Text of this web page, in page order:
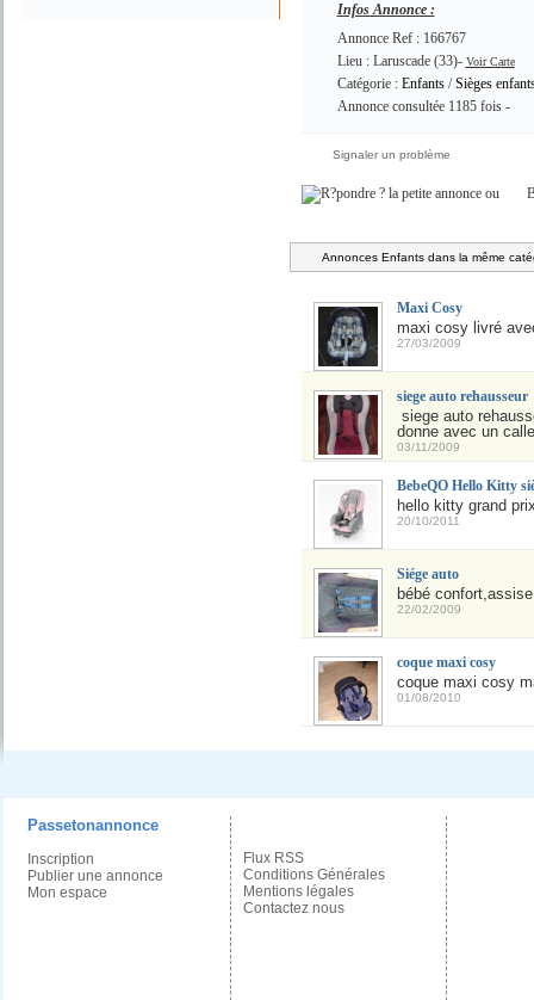
Infos Annonce :
Annonce Ref : 166767
Lieu : Laruscade (33)- Voir Carte
Catégorie : Enfants/Sièges
Annonce consultée 1185 fois -
Signaler un problème
ou
Annonces Enfants dans la même
Maxi Cosy
maxi cosy livré
27/03/2009
siege auto rehausseur
siege auto
donne avec un
03/11/2009
BebeQO Hello Kitty
hello kitty grand
20/10/2011
Siége auto
bébé
22/02/2009
coque maxi cosy
coque maxi cosy
01/08/2010
Passetonannonce
Inscription
Publier une annonce
Mon espace
Flux RSS
Conditions Générales
Mentions légales
Contactez nous